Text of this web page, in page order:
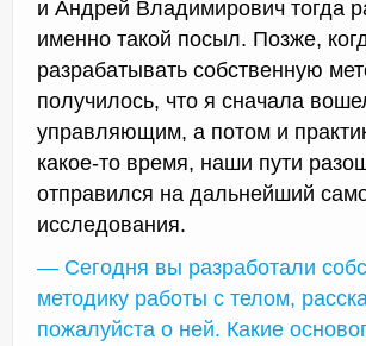
и Андрей Владимирович тогда
именно такой посыл. Позже,
разрабатывать собственную
получилось, что я сначала
управляющим, а потом и
какое-то время, наши пути
отправился на дальнейший
исследования.
— Сегодня вы разработали
методику работы с телом,
пожалуйста о ней. Какие